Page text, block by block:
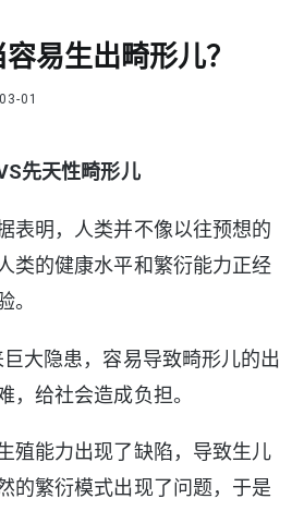
易生出畸形儿？
01
先天性畸形儿
明，人类并不像以往预想的
类的健康水平和繁衍能力正经
。
隐患，容易导致畸形儿的出
，给社会造成负担。
能力出现了缺陷，导致生儿
的繁衍模式出现了问题，于是